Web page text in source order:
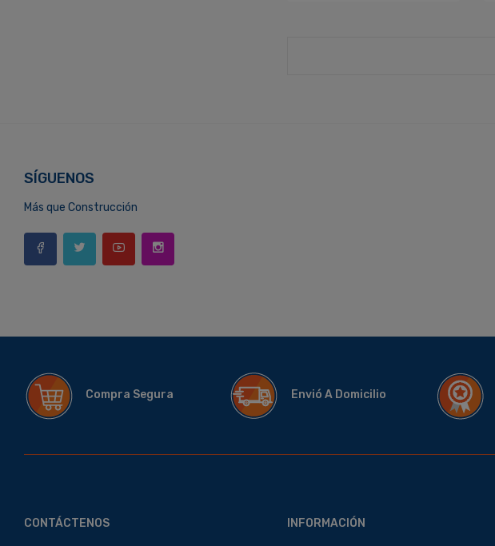
SÍGUENOS
Más que Construcción
Compra Segura Envió A Domicilio
CONTÁCTENOS INFORMACIÓN